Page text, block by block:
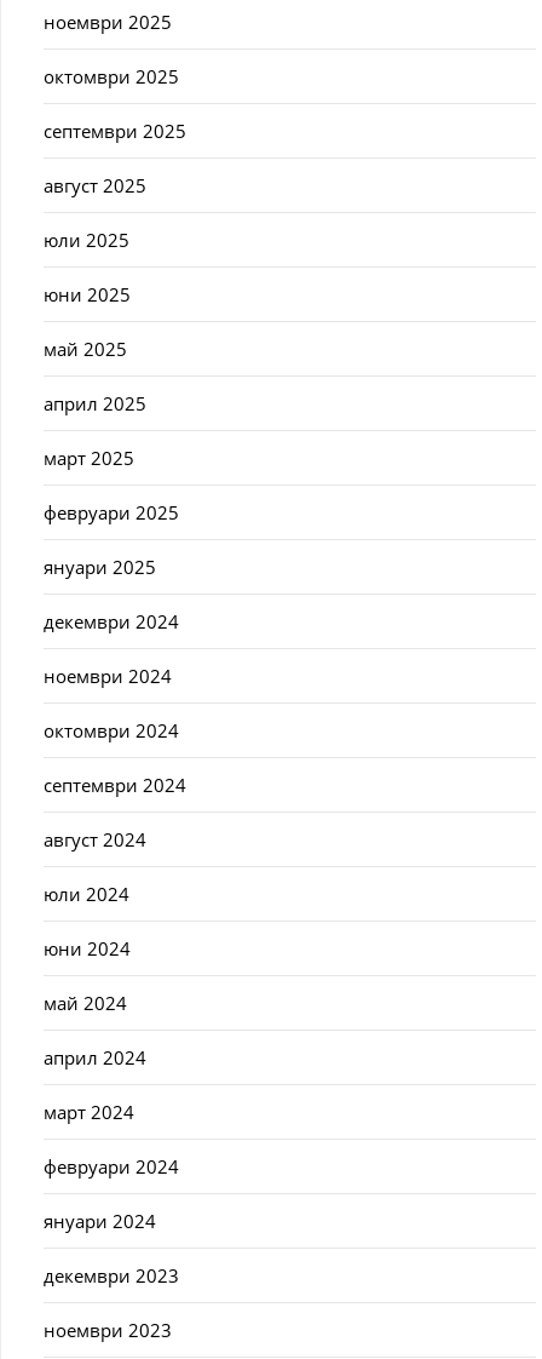
ноември 2025
октомври 2025
септември 2025
август 2025
юли 2025
юни 2025
май 2025
април 2025
март 2025
февруари 2025
януари 2025
декември 2024
ноември 2024
октомври 2024
септември 2024
август 2024
юли 2024
юни 2024
май 2024
април 2024
март 2024
февруари 2024
януари 2024
декември 2023
ноември 2023